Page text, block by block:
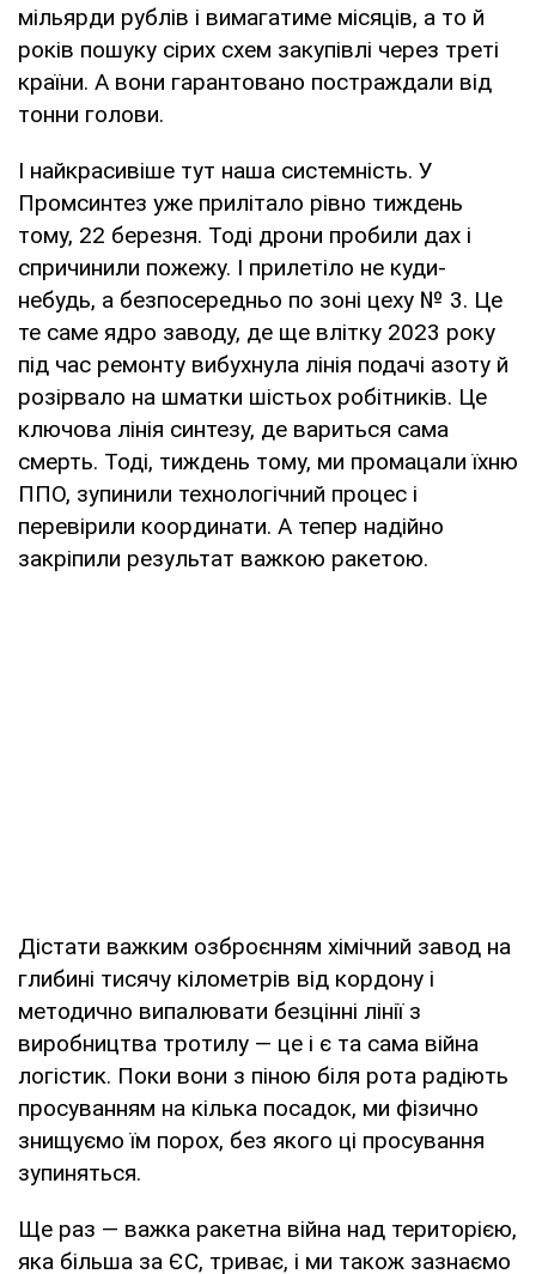
мільярди рублів і вимагатиме місяців, а то й
років пошуку сірих схем закупівлі через треті
країни. А вони гарантовано постраждали від
тонни голови.
І найкрасивіше тут наша системність. У
Промсинтез уже прилітало рівно тиждень
тому, 22 березня. Тоді дрони пробили дах і
спричинили пожежу. І прилетіло не куди-
небудь, а безпосередньо по зоні цеху № 3. Це
те саме ядро заводу, де ще влітку 2023 року
під час ремонту вибухнула лінія подачі азоту й
розірвало на шматки шістьох робітників. Це
ключова лінія синтезу, де вариться сама
смерть. Тоді, тиждень тому, ми промацали їхню
ППО, зупинили технологічний процес і
перевірили координати. А тепер надійно
закріпили результат важкою ракетою.
Дістати важким озброєнням хімічний завод на
глибині тисячу кілометрів від кордону і
методично випалювати безцінні лінії з
виробництва тротилу — це і є та сама війна
логістик. Поки вони з піною біля рота радіють
просуванням на кілька посадок, ми фізично
знищуємо їм порох, без якого ці просування
зупиняться.
Ще раз — важка ракетна війна над територією,
яка більша за ЄС, триває, і ми також зазнаємо